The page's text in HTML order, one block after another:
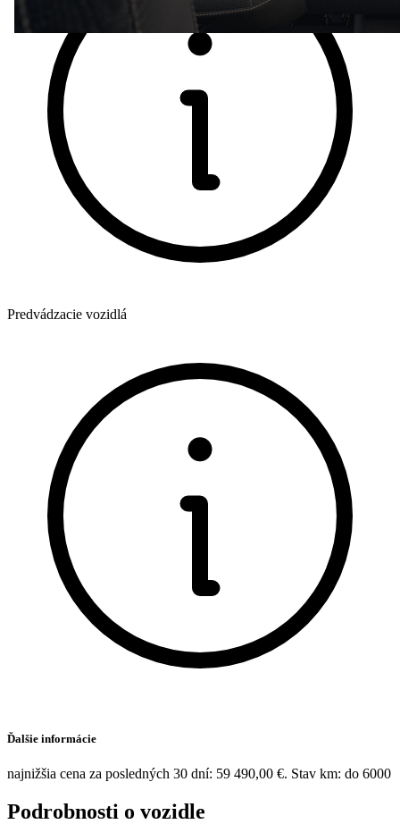
Predvádzacie vozidlá
Ďalšie informácie
najnižšia cena za posledných 30 dní: 59 490,00 €. Stav km: do 6000
Podrobnosti o vozidle